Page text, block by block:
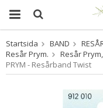
Produkten
Startsida BAND
Resår Prym.
Resår
PRYM - Resårband Twist